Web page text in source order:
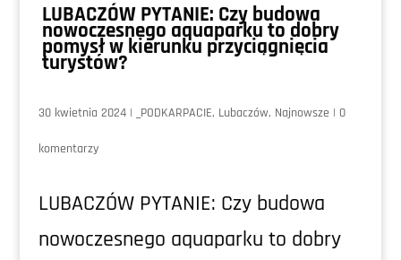
LUBACZÓW PYTANIE: Czy budowa
nowoczesnego aquaparku to dobry
pomysł w kierunku przyciągnięcia
turystów?
30 kwietnia 2024| _PODKARPACIE, Lubaczów, Najnowsze | 0
komentarzy
LUBACZÓW PYTANIE: Czy budowa
nowoczesnego aquaparku to dobry